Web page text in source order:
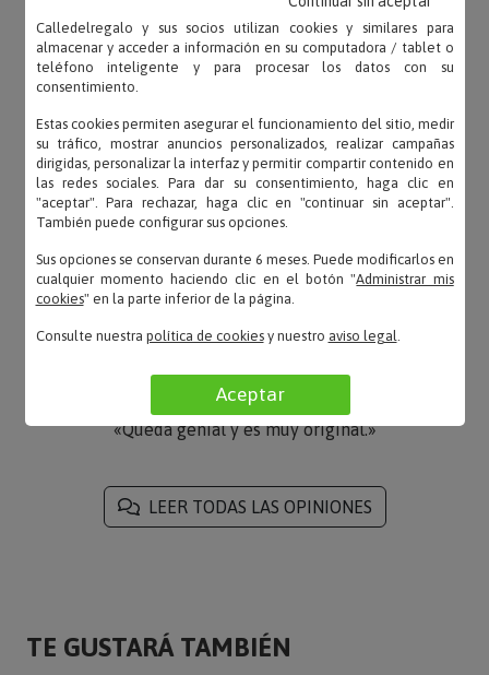
cerveza le encantó a mí chico! Todo muy bonito y
de calid...»
Fani – 26/03/2020
«Un producto 10!!»
Leticia – 25/08/2019
«Queda genial y es muy original.»
LEER TODAS LAS OPINIONES
TE GUSTARÁ TAMBIÉN
Calledelregalo y sus socios utilizan cookies y similares para
almacenar y acceder a información en su computadora / tablet o
teléfono inteligente y para procesar los datos con su
consentimiento.
Estas cookies permiten asegurar el funcionamiento del sitio, medir
su tráfico, mostrar anuncios personalizados, realizar campañas
dirigidas, personalizar la interfaz y permitir compartir contenido en
las redes sociales. Para dar su consentimiento, haga clic en
"aceptar". Para rechazar, haga clic en "continuar sin aceptar".
También puede configurar sus opciones.
Sus opciones se conservan durante 6 meses. Puede modificarlos en
cualquier momento haciendo clic en el botón "Administrar mis
cookies" en la parte inferior de la página.
Consulte nuestra política de cookiesy nuestro aviso legal
Aceptar